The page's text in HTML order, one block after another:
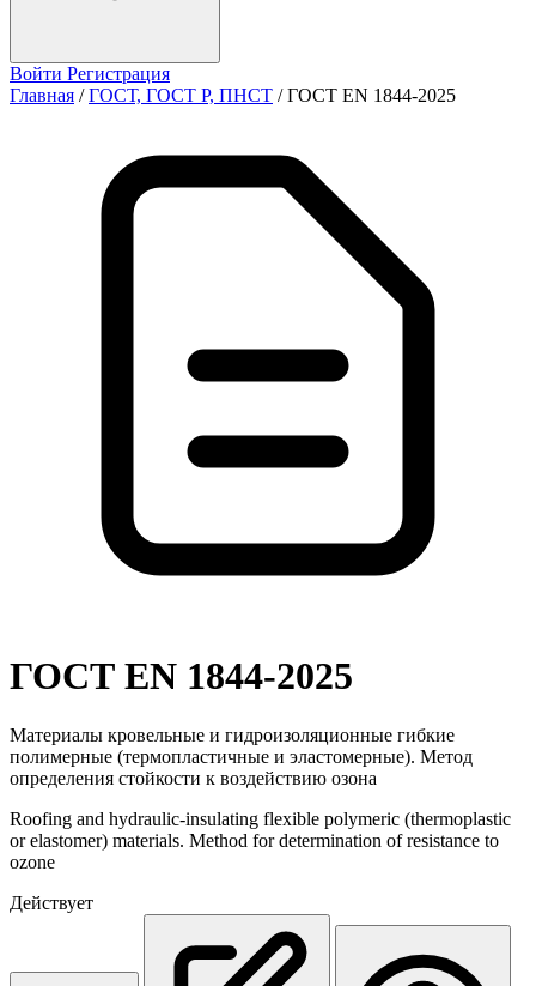
Войти Регистрация
Главная / ГОСТ, ГОСТ Р, ПНСТ / ГОСТ EN 1844-2025
ГОСТ EN 1844-2025
Материалы кровельные и гидроизоляционные гибкие
полимерные (термопластичные и эластомерные). Метод
определения стойкости к воздействию озона
Roofing and hydraulic-insulating flexible polymeric (thermoplastic
or elastomer) materials. Method for determination of resistance to
ozone
Действует